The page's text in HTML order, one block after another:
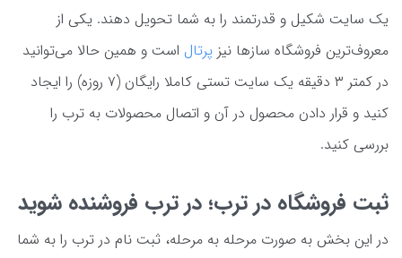
یک سایت شکیل و قدرتمند را به شما تحویل دهند. یکی از
معروف‌ترین فروشگاه سازها نیز پرتال است و همین حالا می‌توانید
در کمتر ۳ دقیقه یک سایت تستی کاملا رایگان (۷ روزه) را ایجاد
کنید و قرار دادن محصول در آن و اتصال محصولات به ترب را
بررسی کنید.
ثبت فروشگاه در ترب؛ در ترب فروشنده شوید
در این بخش به صورت مرحله به مرحله، ثبت نام در ترب را به شما